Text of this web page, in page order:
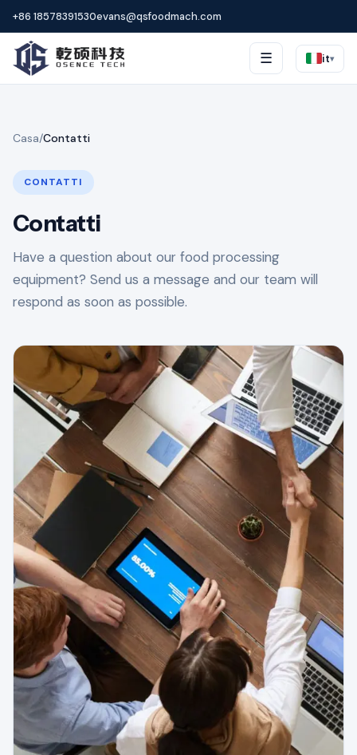
+86 18578391530evans@qsfoodmach.com
☰ it▾
Casa/Contatti
CONTATTI
Contatti
Have a question about our food processing
equipment? Send us a message and our team will
respond as soon as possible.